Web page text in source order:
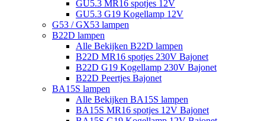
GU5.3 MR16 spotjes 12V
GU5.3 G19 Kogellamp 12V
G53 / GX53 lampen
B22D lampen
Alle Bekijken B22D lampen
B22D MR16 spotjes 230V Bajonet
B22D G19 Kogellamp 230V Bajonet
B22D Peertjes Bajonet
BA15S lampen
Alle Bekijken BA15S lampen
BA15S MR16 spotjes 12V Bajonet